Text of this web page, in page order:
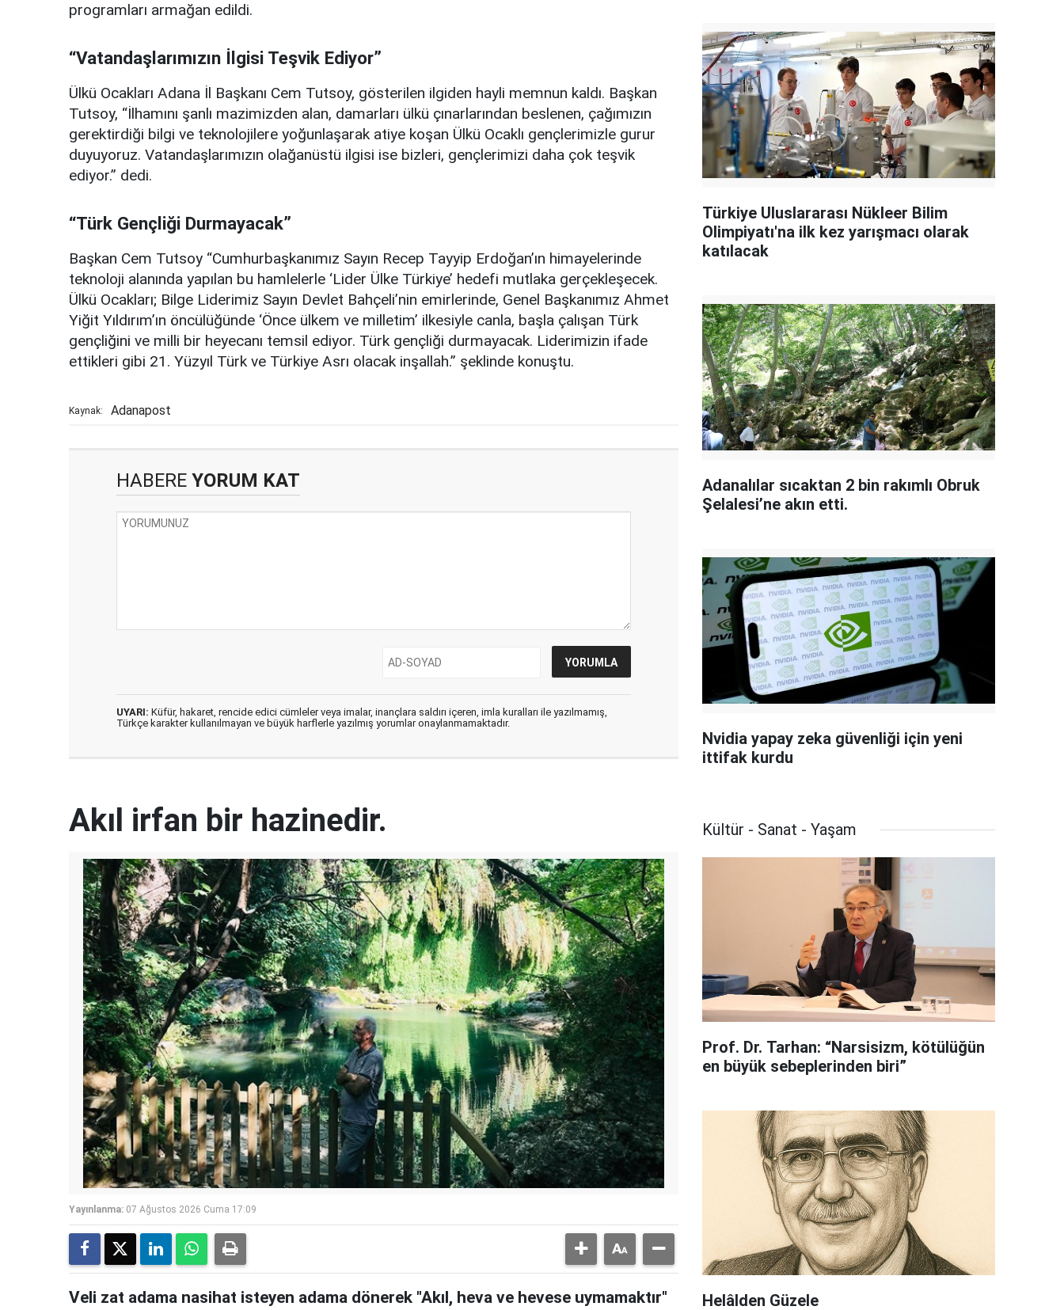
programları armağan edildi.
“Vatandaşlarımızın İlgisi Teşvik Ediyor”
Ülkü Ocakları Adana İl Başkanı Cem Tutsoy, gösterilen ilgiden hayli memnun kaldı. Başkan
Tutsoy, “İlhamını şanlı mazimizden alan, damarları ülkü çınarlarından beslenen, çağımızın
gerektirdiği bilgi ve teknolojilere yoğunlaşarak atiye koşan Ülkü Ocaklı gençlerimizle gurur
duyuyoruz. Vatandaşlarımızın olağanüstü ilgisi ise bizleri, gençlerimizi daha çok teşvik
ediyor.” dedi.
“Türk Gençliği Durmayacak”
Başkan Cem Tutsoy “Cumhurbaşkanımız Sayın Recep Tayyip Erdoğan’ın himayelerinde
teknoloji alanında yapılan bu hamlelerle ‘Lider Ülke Türkiye’ hedefi mutlaka gerçekleşecek.
Ülkü Ocakları; Bilge Liderimiz Sayın Devlet Bahçeli’nin emirlerinde, Genel Başkanımız Ahmet
Yiğit Yıldırım’ın öncülüğünde ‘Önce ülkem ve milletim’ ilkesiyle canla, başla çalışan Türk
gençliğini ve milli bir heyecanı temsil ediyor. Türk gençliği durmayacak. Liderimizin ifade
ettikleri gibi 21. Yüzyıl Türk ve Türkiye Asrı olacak inşallah.” şeklinde konuştu.
Kaynak: Adanapost
HABERE YORUM KAT
UYARI: Küfür, hakaret, rencide edici cümleler veya imalar, inançlara saldırı içeren, imla kuralları ile yazılmamış,
Türkçe karakter kullanılmayan ve büyük harflerle yazılmış yorumlar onaylanmamaktadır.
Türkiye Uluslararası Nükleer Bilim
Olimpiyatı'na ilk kez yarışmacı olarak
katılacak
Adanalılar sıcaktan 2 bin rakımlı Obruk
Şelalesi’ne akın etti.
Nvidia yapay zeka güvenliği için yeni
ittifak kurdu
Akıl irfan bir hazinedir.
Yayınlanma: 07 Ağustos 2026 Cuma 17:09
Veli zat adama nasihat isteyen adama dönerek "Akıl, heva ve hevese uymamaktır"
Kültür - Sanat - Yaşam
Prof. Dr. Tarhan: “Narsisizm, kötülüğün
en büyük sebeplerinden biri”
Helâlden Güzele